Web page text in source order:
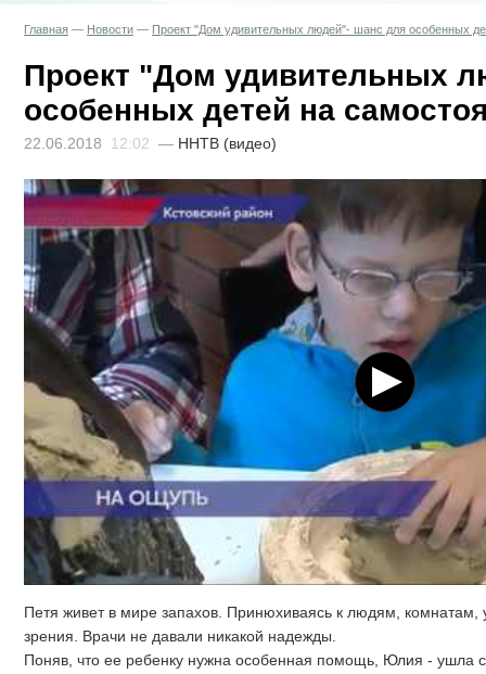
Главная — Новости — Проект "Дом удивительных людей"- шанс для особенных
Проект "Дом удивительных
особенных детей на
22.06.2018 12:02 — ННТВ (видео)
Петя живет в мире запахов. Принюхиваясь к людям, комнатам,
зрения. Врачи не давали никакой надежды.
Поняв, что ее ребенку нужна особенная помощь, Юлия - ушла